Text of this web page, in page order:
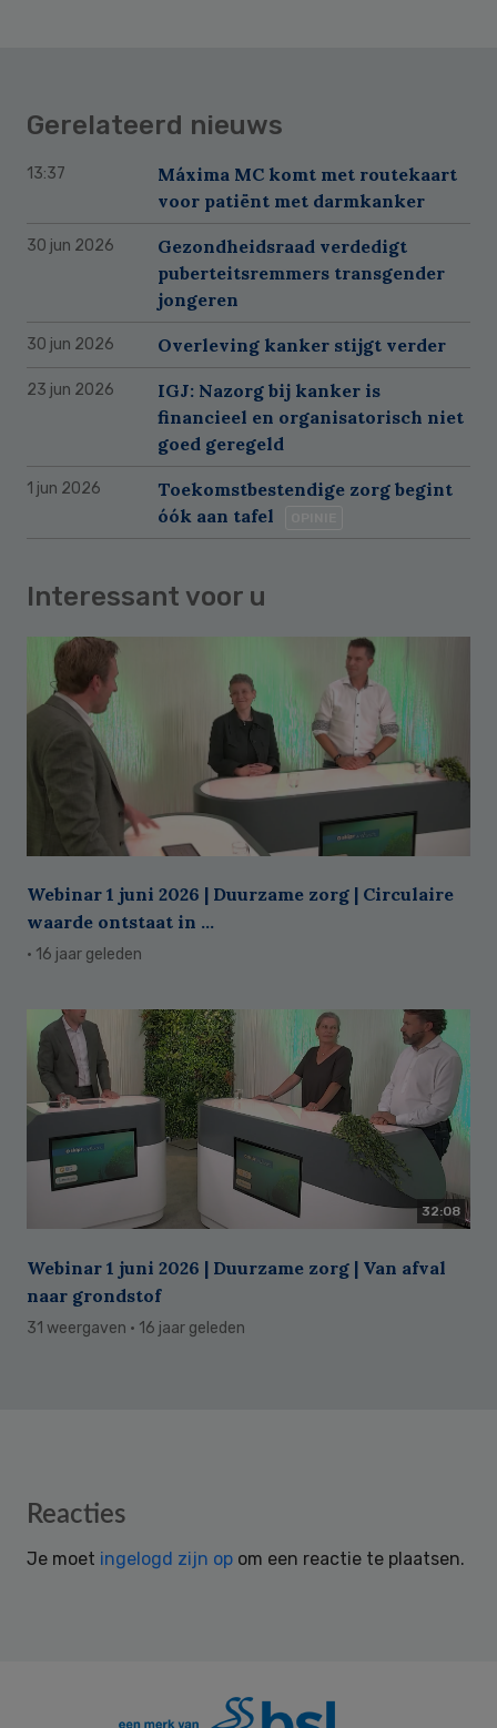
Gerelateerd nieuws
13:37
Máxima MC komt met routekaart
voor patiënt met darmkanker
30 jun 2026
Gezondheidsraad verdedigt
puberteitsremmers transgender
jongeren
30 jun 2026 Overleving kanker stijgt verder
23 jun 2026
IGJ: Nazorg bij kanker is
financieel en organisatorisch niet
goed geregeld
1 jun 2026
Toekomstbestendige zorg begint
óók aan tafel
Interessant voor u
Webinar 1 juni 2026 | Duurzame zorg | Circulaire
waarde ontstaat in ...
· 16 jaar geleden
32:08
Webinar 1 juni 2026 | Duurzame zorg | Van afval
naar grondstof
31 weergaven · 16 jaar geleden
Reader
Reacties
Je moet ingelogd zijn op om een reactie te plaatsen.